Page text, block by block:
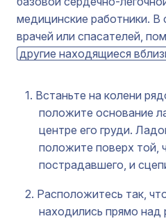
медицинские работники. В
врачей или спасателей,
другие находящиеся
Встаньте на колени
положите основание
центре его груди.
положите поверх той,
пострадавшего, и
Расположитесь так,
находились прямо над